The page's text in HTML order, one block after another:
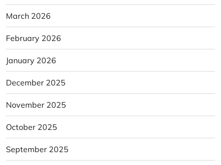
March 2026
February 2026
January 2026
December 2025
November 2025
October 2025
September 2025